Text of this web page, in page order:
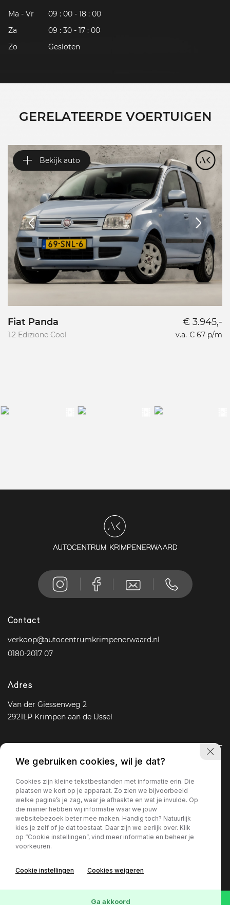
Ma - Vr
09 : 00 - 18 : 00
Za
09 : 30 - 17 : 00
Zo
Gesloten
GERELATEERDE VOERTUIGEN
Bekijk auto
Fiat Panda
1.2 Edizione Cool
€ 3.945,-
v.a. € 67 p/m
Contact
verkoop@autocentrumkrimpenerwaard.nl
0180-2017 07
Adres
Van der Giessenweg 2
2921LP Krimpen aan de IJssel
AanbodDiensten Over onsVacatureContact
Openingstijden
Ma - Vr
09 : 00 - 18 : 00
Privacy policy
We gebruiken cookies, wil je dat?
Cookies zijn kleine tekstbestanden met informatie erin. Die
plaatsen we kort op je apparaat. Zo zien we bijvoorbeeld
welke pagina’s je zag, waar je afhaakte en wat je invulde. Op
die manier hebben wij informatie waar we jouw
websitebezoek beter mee maken. Handig toch? Natuurlijk
kies je zelf of je dat toestaat. Daar zijn we eerlijk over. Klik
op “Cookie instellingen”, vind meer informatie en beheer je
voorkeuren.
Cookie instellingen Cookies weigeren
Ga akkoord